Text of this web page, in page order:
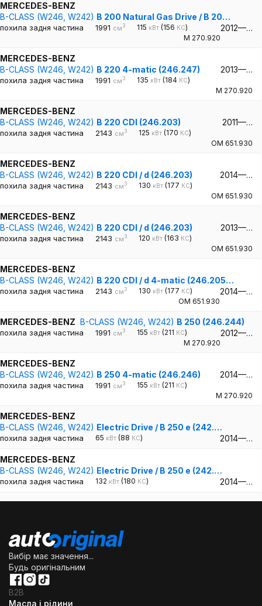
MERCEDES-BENZ
B-CLASS (W246, W242) B 200 Natural Gas Drive / B 20…
2012—…
похила задня частина 1991 см3 115 кВт (156 КС)
M 270.920
MERCEDES-BENZ
B-CLASS (W246, W242) B 220 4-matic (246.247) 2013—…
похила задня частина 1991 см3 135 кВт (184 КС)
M 270.920
MERCEDES-BENZ
B-CLASS (W246, W242) B 220 CDI (246.203) 2011—…
похила задня частина 2143 см3 125 кВт (170 КС)
OM 651.930
MERCEDES-BENZ
B-CLASS (W246, W242) B 220 CDI / d (246.203) 2014—…
похила задня частина 2143 см3 130 кВт (177 КС)
OM 651.930
MERCEDES-BENZ
B-CLASS (W246, W242) B 220 CDI / d (246.203) 2013—…
похила задня частина 2143 см3 120 кВт (163 КС)
OM 651.930
MERCEDES-BENZ
B-CLASS (W246, W242) B 220 CDI / d 4-matic (246.205…
2014—…
похила задня частина 2143 см3 130 кВт (177 КС)
OM 651.930
MERCEDES-BENZ B-CLASS (W246, W242) B 250 (246.244)
2012—…
похила задня частина 1991 см3 155 кВт (211 КС)
M 270.920
MERCEDES-BENZ
B-CLASS (W246, W242) B 250 4-matic (246.246) 2014—…
похила задня частина 1991 см3 155 кВт (211 КС)
M 270.920
MERCEDES-BENZ
B-CLASS (W246, W242) Electric Drive / B 250 e (242.…
2014—…
похила задня частина 65 кВт (88 КС)
MERCEDES-BENZ
B-CLASS (W246, W242) Electric Drive / B 250 e (242.…
2014—…
похила задня частина 132 кВт (180 КС)
Вибір має значення...
Будь оригінальним
B2B
Масла і рідини